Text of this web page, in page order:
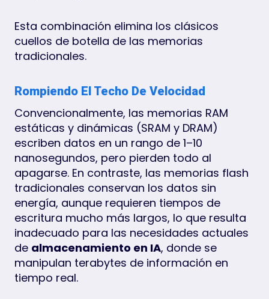
Esta combinación elimina los clásicos
cuellos de botella de las memorias
tradicionales.
Rompiendo El Techo De Velocidad
Convencionalmente, las memorias RAM
estáticas y dinámicas (SRAM y DRAM)
escriben datos en un rango de 1–10
nanosegundos, pero pierden todo al
apagarse. En contraste, las memorias flash
tradicionales conservan los datos sin
energía, aunque requieren tiempos de
escritura mucho más largos, lo que resulta
inadecuado para las necesidades actuales
de almacenamiento en IA, donde se
manipulan terabytes de información en
tiempo real.